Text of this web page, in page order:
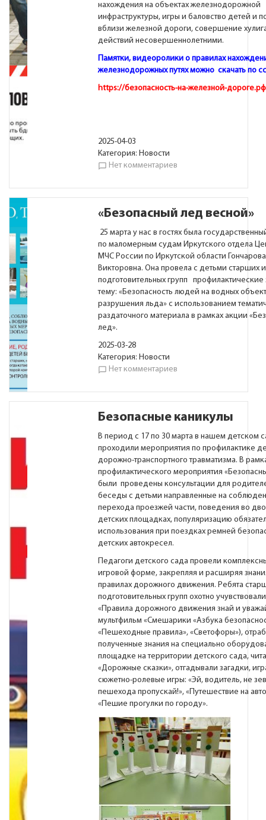
нахождения на объектах железнодорожной
инфраструктуры, игры и баловство детей и
вблизи железной дороги, совершение
действий несовершеннолетними.
Памятки, видеоролики о правилах
железнодорожных путях можно скачатьпо
https://безопасность-на-железной-дороге.рф
2025-04-03
Категория: Новости
chat_bubble_outline Нет комментариев
«Безопасный лед весной»
25 марта у нас в гостях была
по маломерным судам Иркутского отдела
МЧС России по Иркутской области
Викторовна. Она провела с детьми старших и
подготовительных групп профилактические
тему: «Безопасность людей на водных
разрушения льда» с использованием
раздаточного материала в рамках акции
лед».
2025-03-28
Категория: Новости
chat_bubble_outline Нет комментариев
Безопасные каникулы
В период с 17 по 30 марта в нашем детском
проходили мероприятия по профилактике
дорожно-транспортного травматизма. В
профилактического мероприятия
были проведены консультации для
беседы с детьми направленные на
перехода проезжей части, поведения во
детских площадках, популяризацию
использования при поездках ремней
детских автокресел.
Педагоги детского сада провели
игровой форме, закрепляя и расширяя
правилах дорожного движения. Ребята
подготовительных групп охотно
«Правила дорожного движения знай и
мультфильм «Смешарики «Азбука
«Пешеходные правила», «Светофоры»),
полученные знания на специально
площадке на территории детского сада,
«Дорожные сказки», отгадывали загадки,
сюжетно-ролевые игры: «Эй, водитель, не
пешехода пропускай!», «Путешествие на
«Пешие прогулки по городу».